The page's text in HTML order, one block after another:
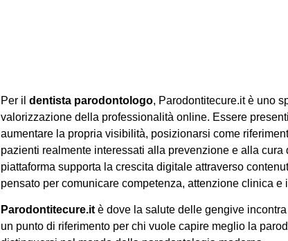
Per ildentista parodontologo, Parodontitecure.it è uno
valorizzazione della professionalità online. Essere
aumentare la propria visibilità, posizionarsi come
pazienti realmente interessati alla prevenzione e alla cura
piattaforma supporta la crescita digitale attraverso
pensato per comunicare competenza, attenzione clinica e
Parodontitecure.itè dove la salute delle gengive incontra
un punto di riferimento per chi vuole capire meglio la